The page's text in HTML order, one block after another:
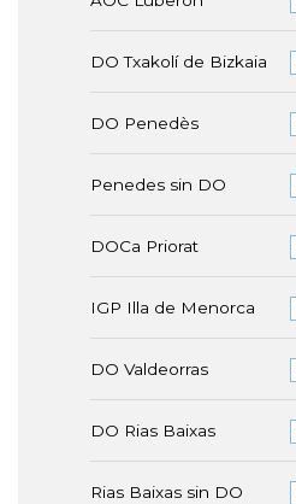
DO Txakolí de Bizkaia
DO Penedès
Penedes sin DO
DOCa Priorat
IGP Illa de Menorca
DO Valdeorras
DO Rias Baixas
Rias Baixas sin DO